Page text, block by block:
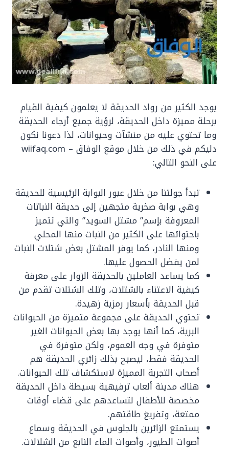
يوجد الكثير من رواد الحديقة لا يعلمون كيفية القيام
برحلة مميزة داخل الحديقة، لرؤية جميع أرجاء الحديقة
وما تحتوي عليه من منشآت وحيوانات، لذا دعونا نكون
دليكم في ذلك من خلال موقع الوفاق – wiifaq.com
على النحو التالي:
تبدأ جولتنا من خلال عبور البوابة الرئيسية للحديقة
وهي بوابة صخرية متجهين إلى حديقة النباتات
المعروفة بإسم” مشتل السويد” والتي تتميز
باحتوائها على الكثير من النبات منها المحلي
ومنها النادر، كما يوفر المشتل بعض شتلات النبات
لمن يفضل الحصول عليها.
كما يساعد العاملين بالحديقة الزوار على معرفة
كيفية الاعتناء بالشتلات، وتلك الشتلات تقدم من
قبل الحديقة بأسعار رمزية زهيدة.
تحتوي الحديقة على مجموعة متميزة من الحيوانات
البرية، كما أنها يوجد بها بعض الحيوانات الغير
متوفرة في وجه العموم، ولكن متوفرة في
الحديقة فقط، ليصبح بذلك زائري الحديقة هم
أصحاب التجربة المميزة لاستكشاف تلك الحيوانات.
هناك مدينة ألعاب ترفيهية بسيطة داخل الحديقة
مخصصة للأطفال لتساعدهم على قضاء أوقات
ممتعة، وتفريغ طاقتهم.
يستمتع الزائرين بالجلوس في الحديقة وسماع
أصوات الطيور، وأصوات الماء النابع من الشلالات.